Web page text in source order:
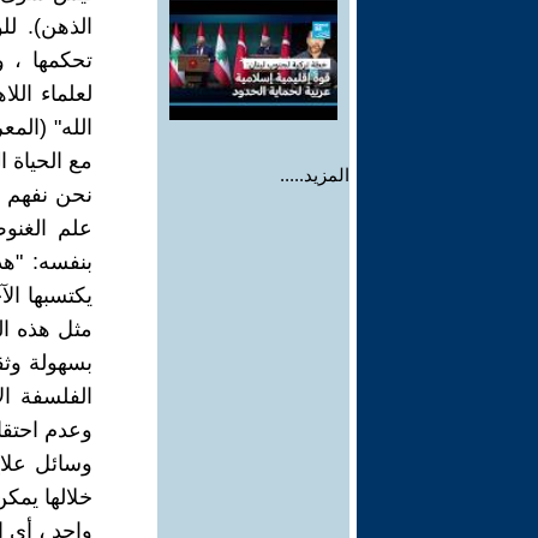
المزيد.....
الذهن).
تحكمها ،
لعلماء
الله"
مع الحياة
نحن نفهم الآن أن الميتافيزيقيا يمكن أن تؤدي إلى أخلاق راسخة من خلال وساطة علم الغنوص وعلم النفس والأنثروبولوجيا. دع سبينوزا يشرح مشروعه وبرنامجه بنفسه: "هذه هي الغاية التي أميل إليها: لاكتساب هذه الطبيعة العليا ومحاولة أن يكتسبها الآخرون معي. لتحقيق ذلك ، من الضروري فهم الطبيعة بما يكفي لاكتساب مثل هذه الطبيعة البشرية ، ثم تكوين مجتمع قادر على السماح لأكبر عدد بالوصول بسهولة وثقة قدر الإمكان إلى هذا الهدف. ثم يجب على المرء أن يطبق نفسه على الفلسفة الأخلاقية وعلم تربية الأطفال؛ سيكون من الضروري تطوير دواء متناغم وعدم احتقار الميكانيكا بأي شكل من الأشكال. لكن قبل كل شيء يجب أن نفكر في وسائل علاج الفهم ، حتى يفهم الأشياء بسهولة ، دون أخطاء ، وبقدر الإمكان. من خلالها يمكن للمرء أن يرى بالفعل أنني أريد توجيه كل العلوم نحو غاية واحدة وهدف واحد ، أي الوصول إلى الكمال البشري الأعلى "(رسالة في إصلاح الذهن). لذلك يتبين أن المهمة الأولى هي معرفة الطبيعة ، أي الفلسفة والطب والميكانيكا. كتمهيدي ، تقترح الرسالة حول إصلاح التفاهم منطقًا جديدًا مطهّرًا ليكون بمثابة أداة للعلم: "الفهم من خلال قوته الفطرية يصوغ الأدوات الفكرية التي بفضلها يكتسب قوى أخرى لأعمال فكرية أخرى. وهكذا يتقدم خطوة بخطوة إلى أوج الحكمة. لذلك يوصف الفكر فورًا على أنه قوة فعل ، كقوة فاعلة ، أفكارها ليست بأي حال